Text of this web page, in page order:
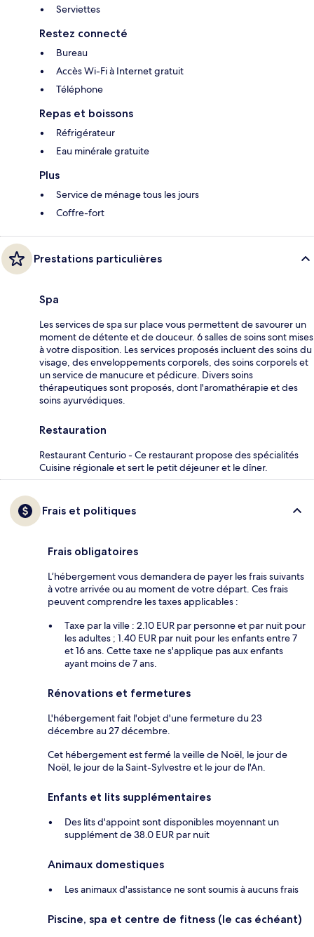
Serviettes
Restez connecté
Bureau
Accès Wi-Fi à Internet gratuit
Téléphone
Repas et boissons
Réfrigérateur
Eau minérale gratuite
Plus
Service de ménage tous les jours
Coffre-fort
Prestations particulières
Spa
Les services de spa sur place vous permettent de savourer un
moment de détente et de douceur. 6 salles de soins sont mises
à votre disposition. Les services proposés incluent des soins du
visage, des enveloppements corporels, des soins corporels et
un service de manucure et pédicure. Divers soins
thérapeutiques sont proposés, dont l'aromathérapie et des
soins ayurvédiques.
Restauration
Restaurant Centurio - Ce restaurant propose des spécialités
Cuisine régionale et sert le petit déjeuner et le dîner.
Frais et politiques
Frais obligatoires
L’hébergement vous demandera de payer les frais suivants
à votre arrivée ou au moment de votre départ. Ces frais
peuvent comprendre les taxes applicables :
Taxe par la ville : 2.10 EUR par personne et par nuit pour
les adultes ; 1.40 EUR par nuit pour les enfants entre 7
et 16 ans. Cette taxe ne s'applique pas aux enfants
ayant moins de 7 ans.
Rénovations et fermetures
L'hébergement fait l'objet d'une fermeture du 23
décembre au 27 décembre.
Cet hébergement est fermé la veille de Noël, le jour de
Noël, le jour de la Saint-Sylvestre et le jour de l'An.
Enfants et lits supplémentaires
Des lits d'appoint sont disponibles moyennant un
supplément de 38.0 EUR par nuit
Animaux domestiques
Les animaux d'assistance ne sont soumis à aucuns frais
Piscine, spa et centre de fitness (le cas échéant)